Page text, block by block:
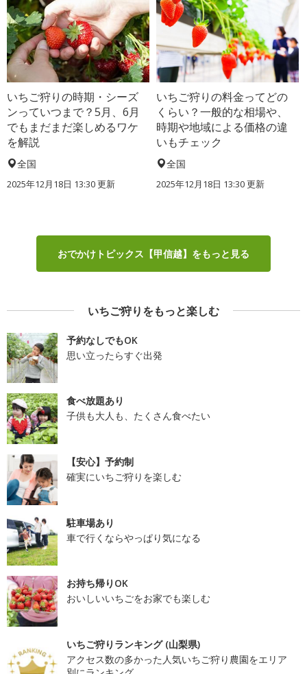
いちご狩りの時期・シーズ
ンっていつまで？5月、6月
でもまだまだ楽しめるワケ
を解説
全国
2025年12月18日 13:30 更新
いちご狩りの料金ってどの
くらい？一般的な相場や、
時期や地域による価格の違
いもチェック
全国
2025年12月18日 13:30 更新
おでかけトピックス【甲信越】をもっと見る
いちご狩りをもっと楽しむ
予約なしでもOK
思い立ったらすぐ出発
食べ放題あり
子供も大人も、たくさん食べたい
【安心】予約制
確実にいちご狩りを楽しむ
駐車場あり
車で行くならやっぱり気になる
お持ち帰りOK
おいしいいちごをお家でも楽しむ
いちご狩りランキング (山梨県)
アクセス数の多かった人気いちご狩り農園をエリア